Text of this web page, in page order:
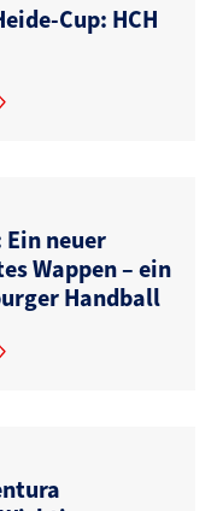
Cup: HCH
Ein neuer
Wappen – ein
Handball